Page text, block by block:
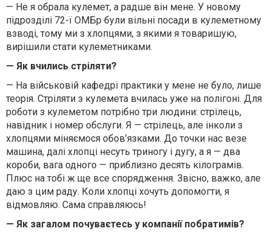
— Не я обрала кулемет, а радше він мене. У новому
підрозділі 72-ї ОМБр були вільні посади в кулеметному
взводі, тому ми з хлопцями, з якими я товаришую,
вирішили стати кулеметниками.
— Як вчились стріляти?
— На військовій кафедрі практики у мене не було, лише
теорія. Стріляти з кулемета вчилась уже на полігоні. Для
роботи з кулеметом потрібно три людини: стрілець,
навідник і номер обслуги. Я — стрілець, але інколи з
хлопцями міняємося обов’язками. До точки нас везе
машина, далі хлопці несуть триногу і дугу, а я — два
короби, вага одного — приблизно десять кілограмів.
Плюс на тобі ж ще все спорядження. Звісно, важко, але
даю з цим раду. Коли хлопці хочуть допомогти, я
відмовляю. Сама справляюсь!
— Як загалом почуваєтесь у компанії побратимів?